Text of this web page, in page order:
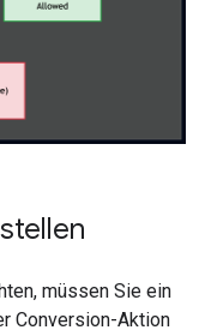
müssen Sie ein
Conversion-Aktion